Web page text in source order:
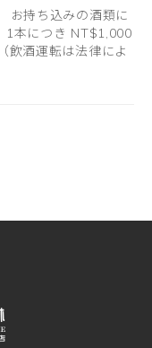
お持ち込みの酒類に
1本につき NT$1,000
飲酒運転は法律によ